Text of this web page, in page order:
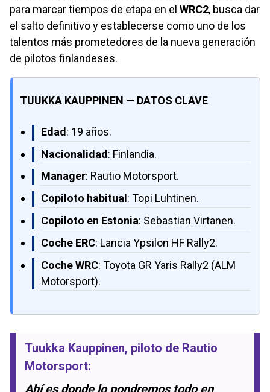
para marcar tiempos de etapa en el WRC2, busca dar
el salto definitivo y establecerse como uno de los
talentos más prometedores de la nueva generación
de pilotos finlandeses.
TUUKKA KAUPPINEN — DATOS CLAVE
Edad : 19 años.
Nacionalidad: Finlandia.
Manager: Rautio Motorsport.
Copiloto habitual : Topi Luhtinen.
Copiloto en Estonia: Sebastian Virtanen.
Coche ERC: Lancia Ypsilon HF Rally2.
Coche WRC: Toyota GR Yaris Rally2 (ALM
Motorsport).
Tuukka Kauppinen, piloto de Rautio
Motorsport: